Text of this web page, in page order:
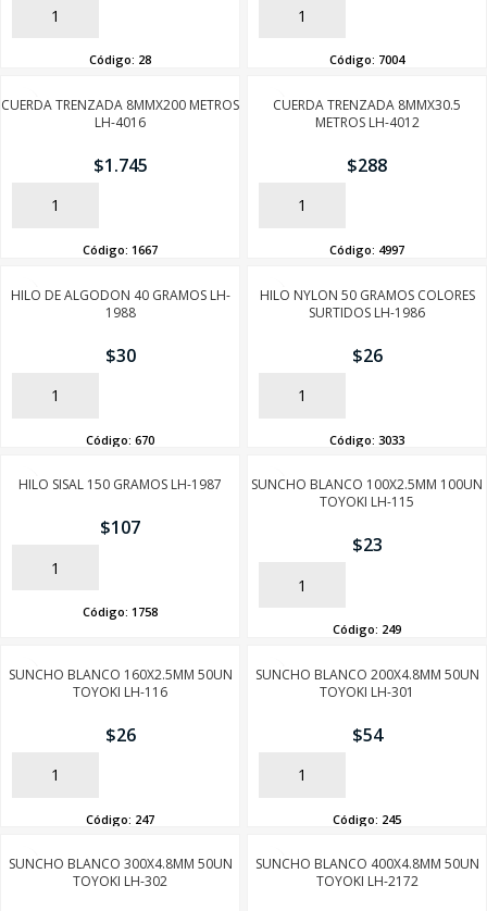
AÑADIR
Código: 28
AÑADIR
Código: 7004
CUERDA TRENZADA 8MMX200 METROS
LH-4016
$1.745
AÑADIR
Código: 1667
CUERDA TRENZADA 8MMX30.5
METROS LH-4012
$288
AÑADIR
Código: 4997
HILO DE ALGODON 40 GRAMOS LH-
1988
$30
AÑADIR
Código: 670
HILO NYLON 50 GRAMOS COLORES
SURTIDOS LH-1986
$26
AÑADIR
Código: 3033
HILO SISAL 150 GRAMOS LH-1987
$107
AÑADIR
Código: 1758
SUNCHO BLANCO 100X2.5MM 100UN
TOYOKI LH-115
$23
AÑADIR
Código: 249
SUNCHO BLANCO 160X2.5MM 50UN
TOYOKI LH-116
$26
AÑADIR
Código: 247
SUNCHO BLANCO 200X4.8MM 50UN
TOYOKI LH-301
$54
AÑADIR
Código: 245
SUNCHO BLANCO 300X4.8MM 50UN
TOYOKI LH-302
SUNCHO BLANCO 400X4.8MM 50UN
TOYOKI LH-2172